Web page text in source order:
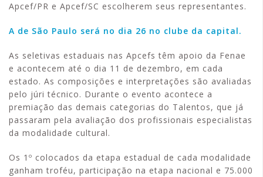
Apcef/PR e Apcef/SC escolherem seus representantes.
A de São Paulo será no dia 26 no clube da capital.
As seletivas estaduais nas Apcefs têm apoio da Fenae
e acontecem até o dia 11 de dezembro, em cada
estado. As composições e interpretações são avaliadas
pelo júri técnico. Durante o evento acontece a
premiação das demais categorias do Talentos, que já
passaram pela avaliação dos profissionais especialistas
da modalidade cultural.
Os 1º colocados da etapa estadual de cada modalidade
ganham troféu, participação na etapa nacional e 75.000